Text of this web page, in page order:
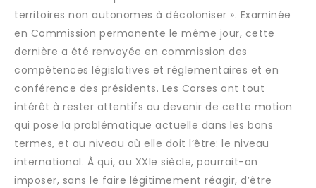
territoires non autonomes à décoloniser ». Examinée
en Commission permanente le même jour, cette
dernière a été renvoyée en commission des
compétences législatives et réglementaires et en
conférence des présidents. Les Corses ont tout
intérêt à rester attentifs au devenir de cette motion
qui pose la problématique actuelle dans les bons
termes, et au niveau où elle doit l’être: le niveau
international. À qui, au XXIe siècle, pourrait-on
imposer, sans le faire légitimement réagir, d’être